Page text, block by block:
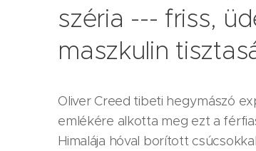
széria --- friss,
maszkulin
Oliver Creed tibeti hegymászó
emlékére alkotta meg ezt a
Himalája hóval borított